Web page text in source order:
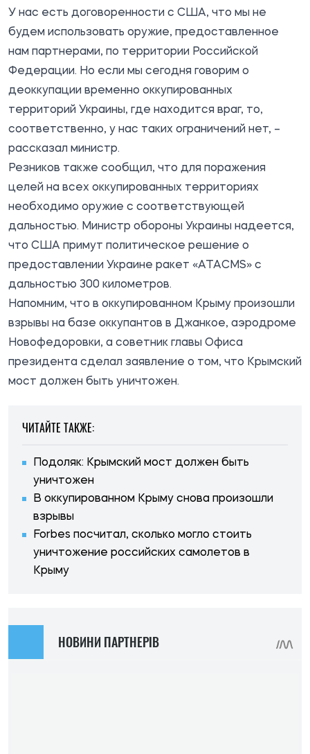
У нас есть договоренности с США, что мы не
будем использовать оружие, предоставленное
нам партнерами, по территории Российской
Федерации. Но если мы сегодня говорим о
деоккупации временно оккупированных
территорий Украины, где находится враг, то,
соответственно, у нас таких ограничений нет, –
рассказал министр.
Резников также сообщил, что для поражения
целей на всех оккупированных территориях
необходимо оружие с соответствующей
дальностью. Министр обороны Украины надеется,
что США примут политическое решение о
предоставлении Украине ракет «ATACMS» с
дальностью 300 километров.
Напомним, что в оккупированном Крыму произошли
взрывы на базе оккупантов в Джанкое, аэродроме
Новофедоровки, а советник главы Офиса
президента сделал заявление о том, что Крымский
мост должен быть уничтожен.
ЧИТАЙТЕ ТАКЖЕ:
Подоляк: Крымский мост должен быть
уничтожен
В оккупированном Крыму снова произошли
взрывы
Forbes посчитал, сколько могло стоить
уничтожение российских самолетов в
Крыму